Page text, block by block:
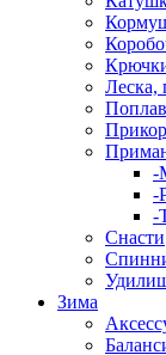
Леска,
-
-
-
Снасти
Зима